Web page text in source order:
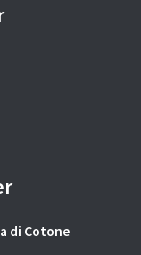
di Cotone